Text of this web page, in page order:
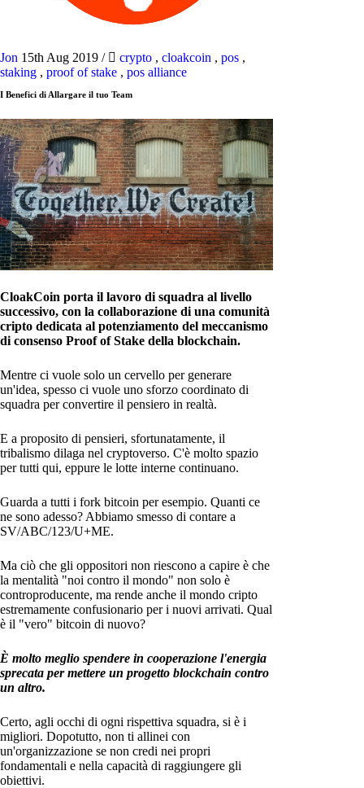
Jon 15th Aug 2019 / crypto , cloakcoin , pos ,
staking , proof of stake , pos alliance
I Benefici di Allargare il tuo Team
CloakCoin porta il lavoro di squadra al livello
successivo, con la collaborazione di una comunità
cripto dedicata al potenziamento del meccanismo
di consenso Proof of Stake della blockchain.
Mentre ci vuole solo un cervello per generare
un'idea, spesso ci vuole uno sforzo coordinato di
squadra per convertire il pensiero in realtà.
E a proposito di pensieri, sfortunatamente, il
tribalismo dilaga nel cryptoverso. C'è molto spazio
per tutti qui, eppure le lotte interne continuano.
Guarda a tutti i fork bitcoin per esempio. Quanti ce
ne sono adesso? Abbiamo smesso di contare a
SV/ABC/123/U+ME.
Ma ciò che gli oppositori non riescono a capire è che
la mentalità "noi contro il mondo" non solo è
controproducente, ma rende anche il mondo cripto
estremamente confusionario per i nuovi arrivati. Qual
è il "vero" bitcoin di nuovo?
È molto meglio spendere in cooperazione l'energia
sprecata per mettere un progetto blockchain contro
un altro.
Certo, agli occhi di ogni rispettiva squadra, si è i
migliori. Dopotutto, non ti allinei con
un'organizzazione se non credi nei propri
fondamentali e nella capacità di raggiungere gli
obiettivi.